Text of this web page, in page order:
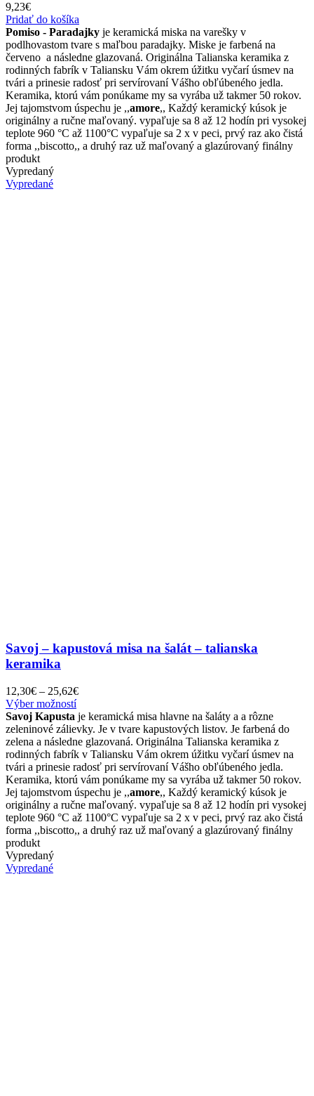
9,23€
Pridať do košíka
Pomiso - Paradajky je keramická miska na varešky v
podlhovastom tvare s maľbou paradajky. Miske je farbená na
červeno a následne glazovaná. Originálna Talianska keramika z
rodinných fabrík v Taliansku Vám okrem úžitku vyčarí úsmev na
tvári a prinesie radosť pri servírovaní Vášho obľúbeného jedla.
Keramika, ktorú vám ponúkame my sa vyrába už takmer 50 rokov.
Jej tajomstvom úspechu je ,,amore,, Každý keramický kúsok je
originálny a ručne maľovaný. vypaľuje sa 8 až 12 hodín pri vysokej
teplote 960 °C až 1100°C vypaľuje sa 2 x v peci, prvý raz ako čistá
forma ,,biscotto,, a druhý raz už maľovaný a glazúrovaný finálny
produkt
Vypredaný
Vypredané
Savoj – kapustová misa na šalát – talianska
keramika
12,30€ – 25,62€Price
12,30€
through
25,62€
Výber možnostíTento
produkt
má
viacero
variantov.
Možnosti
si
môžete
vybrať
na
stránke
Savoj Kapusta je keramická misa hlavne na šaláty a a rôzne
zeleninové zálievky. Je v tvare kapustových listov. Je farbená do
zelena a následne glazovaná. Originálna Talianska keramika z
rodinných fabrík v Taliansku Vám okrem úžitku vyčarí úsmev na
tvári a prinesie radosť pri servírovaní Vášho obľúbeného jedla.
Keramika, ktorú vám ponúkame my sa vyrába už takmer 50 rokov.
Jej tajomstvom úspechu je ,,amore,, Každý keramický kúsok je
originálny a ručne maľovaný. vypaľuje sa 8 až 12 hodín pri vysokej
teplote 960 °C až 1100°C vypaľuje sa 2 x v peci, prvý raz ako čistá
forma ,,biscotto,, a druhý raz už maľovaný a glazúrovaný finálny
produkt
Vypredaný
Vypredané